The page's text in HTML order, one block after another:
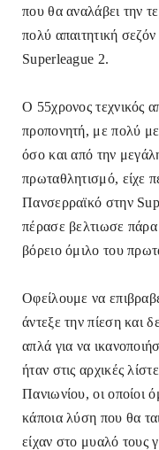
που θα αναλάβει την
πολύ απαιτητική
Superleague 2.
Ο 55χρονος τεχνικός
προπονητή, με πολύ
όσο και από την
πρωταθλητισμό, είχε
Πανσερραϊκό στην
πέρασε βελτιωσε
βόρειο όμιλο του
Οφείλουμε να
άντεξε την πίεση και
απλά για να
ήταν στις αρχικές
Πανιωνίου, οι οποίοι
κάποια λύση που θα
είχαν στο μυαλό τους